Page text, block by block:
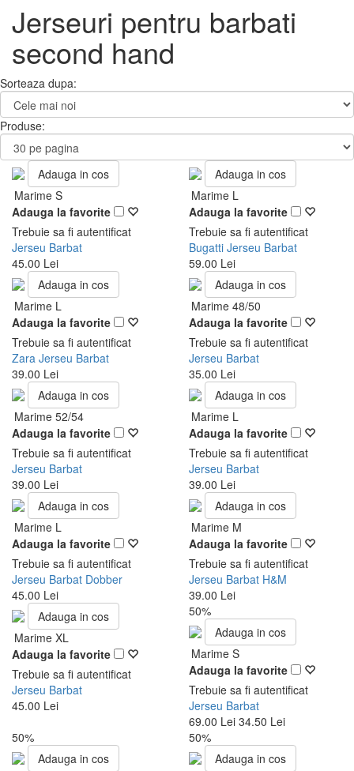
Jerseuri pentru barbati
second hand
Sorteaza dupa:
Produse:
Adauga in cos
Marime S
Adauga la favorite
Trebuie sa fi autentificat
Jerseu Barbat
45.00 Lei
Adauga in cos
Marime L
Adauga la favorite
Trebuie sa fi autentificat
Bugatti Jerseu Barbat
59.00 Lei
Adauga in cos
Marime L
Adauga la favorite
Trebuie sa fi autentificat
Zara Jerseu Barbat
39.00 Lei
Adauga in cos
Marime 48/50
Adauga la favorite
Trebuie sa fi autentificat
Jerseu Barbat
35.00 Lei
Adauga in cos
Marime 52/54
Adauga la favorite
Trebuie sa fi autentificat
Jerseu Barbat
39.00 Lei
Adauga in cos
Marime L
Adauga la favorite
Trebuie sa fi autentificat
Jerseu Barbat
39.00 Lei
Adauga in cos
Marime L
Adauga la favorite
Trebuie sa fi autentificat
Jerseu Barbat Dobber
45.00 Lei
Adauga in cos
Marime M
Adauga la favorite
Trebuie sa fi autentificat
Jerseu Barbat H&M
39.00 Lei
Adauga in cos
Marime XL
Adauga la favorite
Trebuie sa fi autentificat
Jerseu Barbat
45.00 Lei
50%
Adauga in cos
Marime S
Adauga la favorite
Trebuie sa fi autentificat
Jerseu Barbat
69.00 Lei 34.50 Lei
50%
Adauga in cos
50%
Adauga in cos